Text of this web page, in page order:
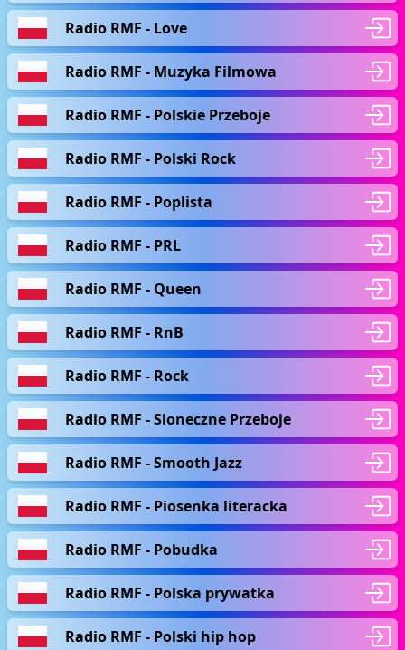
Radio RMF - Love
Radio RMF - Muzyka Filmowa
Radio RMF - Polskie Przeboje
Radio RMF - Polski Rock
Radio RMF - Poplista
Radio RMF - PRL
Radio RMF - Queen
Radio RMF - RnB
Radio RMF - Rock
Radio RMF - Sloneczne Przeboje
Radio RMF - Smooth Jazz
Radio RMF - Piosenka literacka
Radio RMF - Pobudka
Radio RMF - Polska prywatka
Radio RMF - Polski hip hop